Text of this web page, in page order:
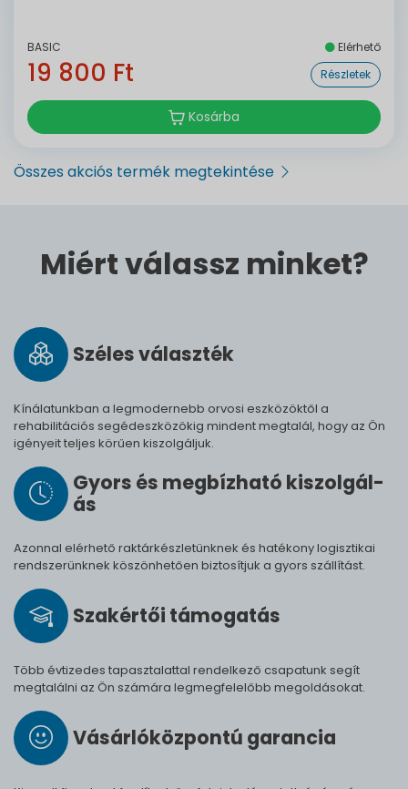
BASIC Elérhető
19 800 Ft Részletek
Kosárba
Összes akciós termék megtekintése
Miért válassz minket?
Széles vá­lasz­ték
Kínálatunkban a legmodernebb orvosi eszközöktől a
rehabilitációs segédeszközökig mindent megtalál, hogy az Ön
igényeit teljes körűen kiszolgáljuk.
Gyors és meg­bíz­ha­tó ki­szol­gál­
ás
Azonnal elérhető raktárkészletünknek és hatékony logisztikai
rendszerünknek köszönhetően biztosítjuk a gyors szállítást.
Szak­értői tá­mo­ga­tás
Több évtizedes tapasztalattal rendelkező csapatunk segít
megtalálni az Ön számára legmegfelelőbb megoldásokat.
Vásárló­köz­pontú ga­ran­cia